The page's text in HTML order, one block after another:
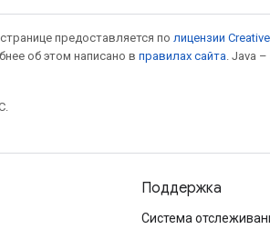
предоставляется по лицензии
об этом написано в правилах сайта . Java
Поддержка
Система